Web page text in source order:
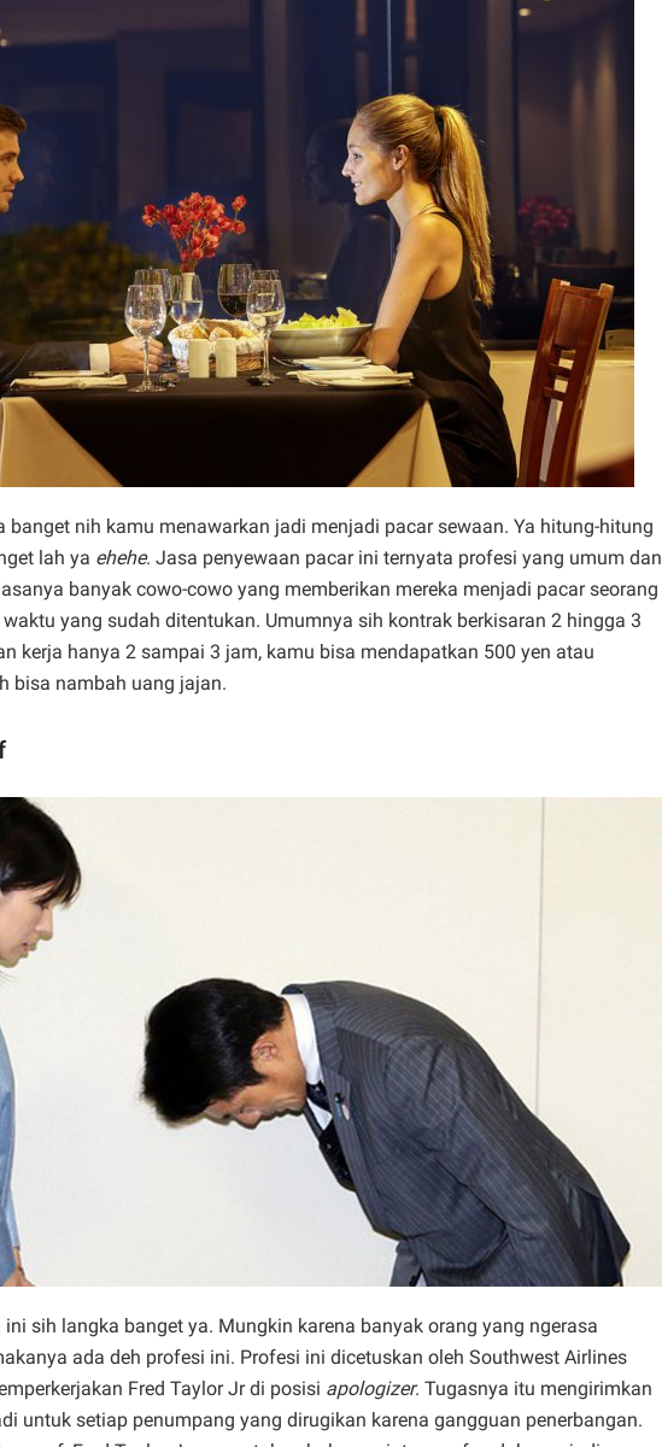
banget nih kamu menawarkan jadi menjadi pacar sewaan. Ya hitung-hitung
lah ya ehehe. Jasa penyewaan pacar ini ternyata profesi yang umum dan
banyak cowo-cowo yang memberikan mereka menjadi pacar seorang
yang sudah ditentukan. Umumnya sih kontrak berkisaran 2 hingga 3
kerja hanya 2 sampai 3 jam, kamu bisa mendapatkan 500 yen atau
bisa nambah uang jajan.
sih langka banget ya. Mungkin karena banyak orang yang ngerasa
ada deh profesi ini. Profesi ini dicetuskan oleh Southwest Airlines
Fred Taylor Jr di posisi apologizer. Tugasnya itu mengirimkan
untuk setiap penumpang yang dirugikan karena gangguan penerbangan.